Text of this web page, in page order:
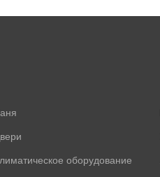
оборудование